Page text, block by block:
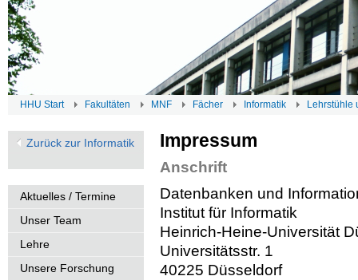
HHU Start Fakultäten MNF Fächer Informatik Lehrstühle
Zurück zur Informatik
Aktuelles / Termine
Unser Team
Lehre
Unsere Forschung
Impressum
Anschrift
Datenbanken und
Institut für Informatik
Heinrich-Heine-Universität
Universitätsstr. 1
40225 Düsseldorf